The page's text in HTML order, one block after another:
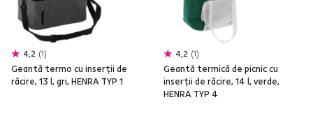
4,2 1
Geantă termo cu inserţii de
răcire, 13 l, gri, HENRA TYP 1
4,2 1
Geantă termică de picnic cu
inserţii de răcire, 14 l, verde,
HENRA TYP 4